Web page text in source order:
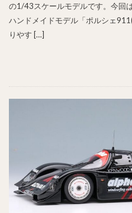
の1/43スケールモデルです。今回
ハンドメイドモデル「ポルシェ
りやす […]